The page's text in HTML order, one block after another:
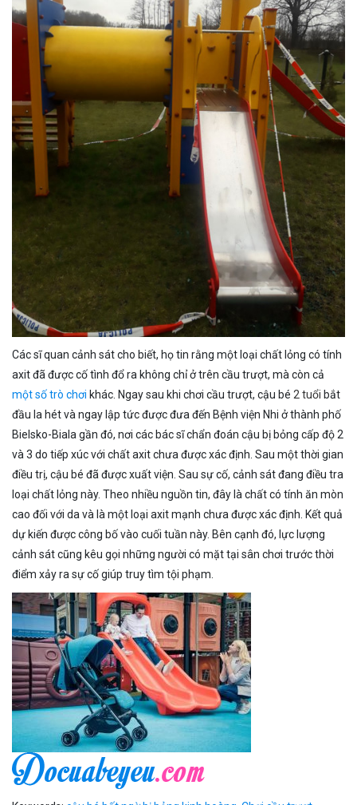
Các sĩ quan cảnh sát cho biết, họ tin rằng một loại chất lỏng có tính
axit đã được cố tình đổ ra không chỉ ở trên cầu trượt, mà còn cả
một số trò chơi khác. Ngay sau khi chơi cầu trượt, cậu bé 2 tuổi bắt
đầu la hét và ngay lập tức được đưa đến Bệnh viện Nhi ở thành phố
Bielsko-Biala gần đó, nơi các bác sĩ chẩn đoán cậu bị bỏng cấp độ 2
và 3 do tiếp xúc với chất axit chưa được xác định. Sau một thời gian
điều trị, cậu bé đã được xuất viện. Sau sự cố, cảnh sát đang điều tra
loại chất lỏng này. Theo nhiều nguồn tin, đây là chất có tính ăn mòn
cao đối với da và là một loại axit mạnh chưa được xác định. Kết quả
dự kiến được công bố vào cuối tuần này. Bên cạnh đó, lực lượng
cảnh sát cũng kêu gọi những người có mặt tại sân chơi trước thời
điểm xảy ra sự cố giúp truy tìm tội phạm.